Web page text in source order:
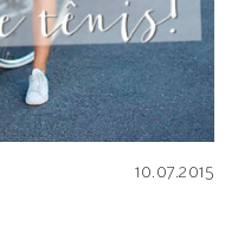
10.07.2015